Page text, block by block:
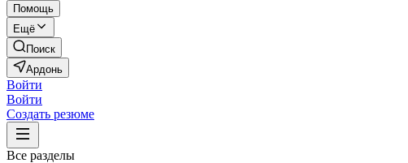
Помощь
Ещё
Поиск
Ардонь
Войти
Войти
Создать резюме
Все разделы